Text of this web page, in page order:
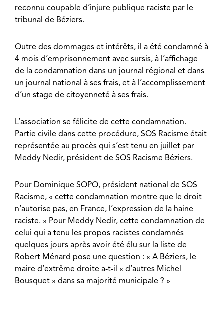
reconnu coupable d’injure publique raciste par le
tribunal de Béziers.
Outre des dommages et intérêts, il a été condamné à
4 mois d’emprisonnement avec sursis, à l’affichage
de la condamnation dans un journal régional et dans
un journal national à ses frais, et à l’accomplissement
d’un stage de citoyenneté à ses frais.
L’association se félicite de cette condamnation.
Partie civile dans cette procédure, SOS Racisme était
représentée au procès qui s’est tenu en juillet par
Meddy Nedir, président de SOS Racisme Béziers.
Pour Dominique SOPO, président national de SOS
Racisme, « cette condamnation montre que le droit
n’autorise pas, en France, l’expression de la haine
raciste. » Pour Meddy Nedir, cette condamnation de
celui qui a tenu les propos racistes condamnés
quelques jours après avoir été élu sur la liste de
Robert Ménard pose une question : « A Béziers, le
maire d’extrême droite a-t-il « d’autres Michel
Bousquet » dans sa majorité municipale ? »